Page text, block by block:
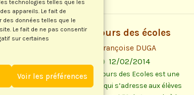
technologies telles que les
appareils. Le fait de
des données telles que le
Le fait de ne pas consentir
sur certaines
Voir les préférences
la finale
Concours des écoles
Françoise DUGA
12/02/2014
Le Concours des Ecoles est une
épreuve qui s’adresse aux élèves